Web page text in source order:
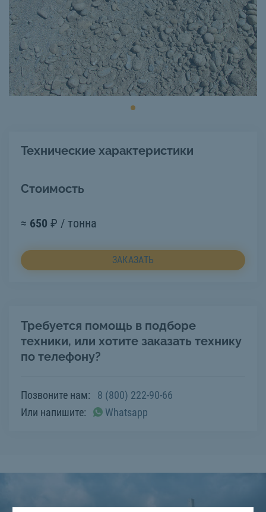
Технические характеристики
Стоимость
≈ 650 ₽ / тонна
ЗАКАЗАТЬ
Требуется помощь в подборе
техники, или хотите заказать технику
по телефону?
Позвоните нам:
8 (800) 222-90-66
Или напишите:
Whatsapp